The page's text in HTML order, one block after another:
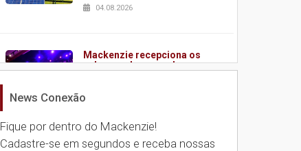
04.08.2026
Mackenzie recepciona os
calouros do segundo
Como o Colégio Mackenzie
News Conexão
Fique por dentro do Mackenzie!
Cadastre-se em segundos e receba nossas